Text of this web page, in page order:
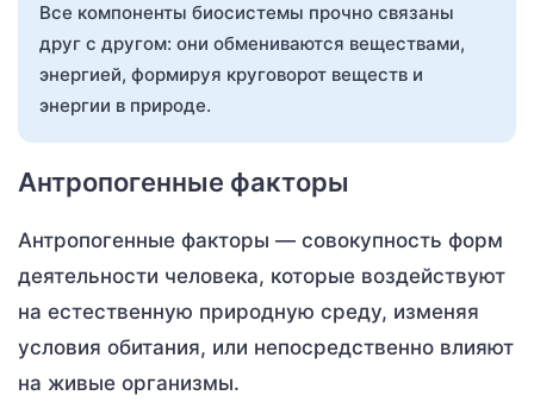
Все компоненты биосистемы прочно связаны
друг с другом: они обмениваются веществами,
энергией, формируя круговорот веществ и
энергии в природе.
Антропогенные факторы
Антропогенные факторы — совокупность форм
деятельности человека, которые воздействуют
на естественную природную среду, изменяя
условия обитания, или непосредственно влияют
на живые организмы.